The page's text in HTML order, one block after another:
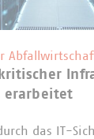
erarbeitet
das IT-